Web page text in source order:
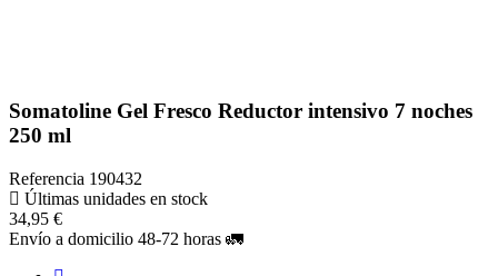
Somatoline Gel Fresco Reductor intensivo 7 noches
250 ml
Referencia 190432
Últimas unidades en stock
34,95 €
Envío a domicilio 48-72 horas 🚛